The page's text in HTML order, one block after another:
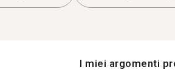
I miei argomenti